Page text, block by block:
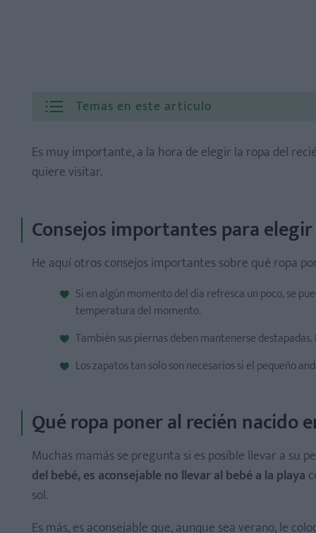
Temas en este artículo
Es muy importante, a la hora de elegir la ropa del
quiere visitar.
Consejos importantes para
He aquí otros consejos importantes sobre qué ropa
Si en algún momento del día refresca un poco, se
temperatura del momento.
También sus piernas deben mantenerse
Los zapatos tan solo son necesarios si el pequeño
Qué ropa poner al recién nacido
Muchas mamás se pregunta si es posible llevar a su
del bebé, es aconsejable no llevar al bebé a la playa
sol.
Es más, es aconsejable que, aunque sea verano, le